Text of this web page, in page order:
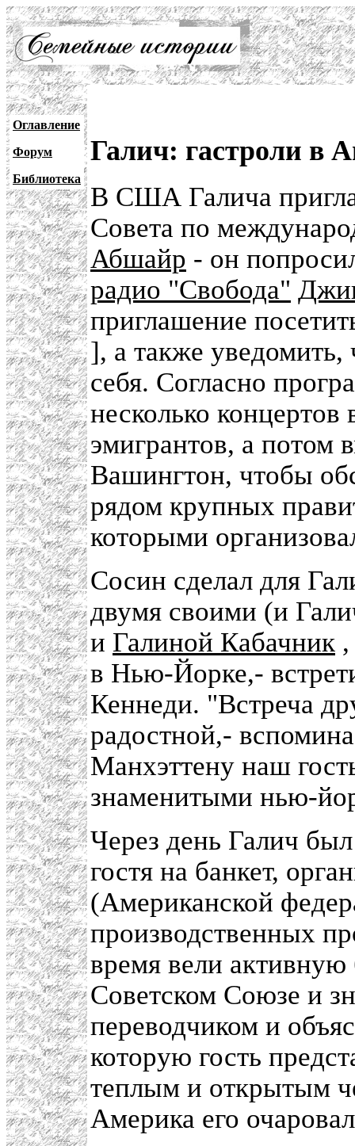
Оглавление
Форум
Библиотека
Галич: гастроли в
В США Галича
Совета по
Абшайр - он
радио "Свобода"
приглашение
], а также уведомить,
себя. Согласно
несколько
эмигрантов, а потом
Вашингтон, чтобы
рядом крупных
которыми
Сосин сделал для
двумя своими (и
и Галиной Кабачник
в Нью-Йорке,-
Кеннеди. "Встреча
радостной,-
Манхэттену наш
знаменитыми нью-
Через день Галич
гостя на банкет,
(Американской
производственных
время вели активную
Советском Союзе и
переводчиком и
которую гость
теплым и открытым
Америка его